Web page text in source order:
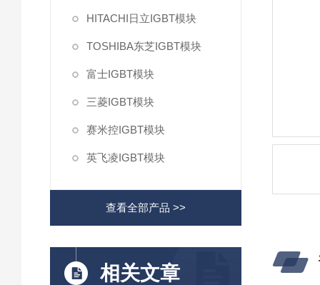
HITACHI日立IGBT模块
TOSHIBA东芝IGBT模块
富士IGBT模块
三菱IGBT模块
赛米控IGBT模块
英飞凌IGBT模块
查看全部产品 >>
相关文章